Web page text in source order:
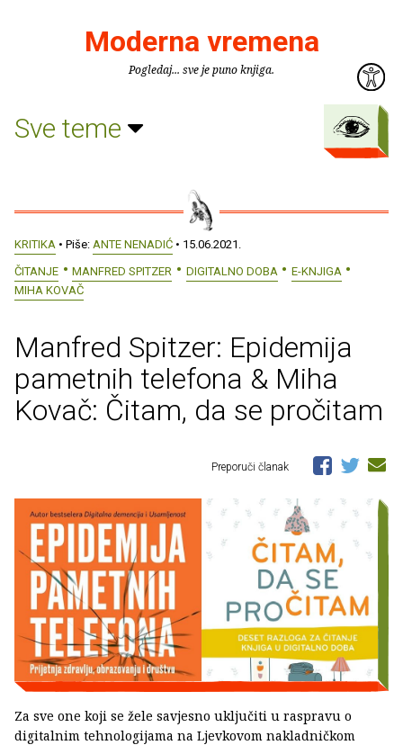
Moderna vremena
Pogledaj... sve je puno knjiga.
Sve teme
KRITIKA • Piše: ANTE NENADIĆ • 15.06.2021.
ČITANJE
MANFRED SPITZER DIGITALNO DOBA
E-KNJIGA
MIHA KOVAČ
Manfred Spitzer: Epidemija
pametnih telefona & Miha
Kovač: Čitam, da se pročitam
Preporuči članak
Za sve one koji se žele savjesno uključiti u raspravu o
digitalnim tehnologijama na Ljevkovom nakladničkom